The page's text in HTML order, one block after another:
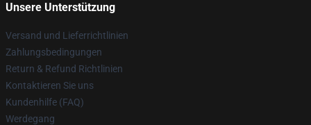
Unsere Unterstützung
Versand und Lieferrichtlinien
Zahlungsbedingungen
Return & Refund Richtlinien
Kontaktieren Sie uns
Kundenhilfe (FAQ)
Werdegang